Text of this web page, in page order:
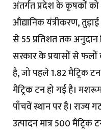
अंतर्गत प्रदेश के कृषकों को
औद्यानिक यंत्रीकरण,
से 55 प्रतिशत तक अनुदान
सरकार के प्रयासों से फलों
है, जो पहले 1.82 मैट्रिक
मैट्रिक टन हो गई है।
पाँचवें स्थान पर है।
उत्पादन मात्र 500